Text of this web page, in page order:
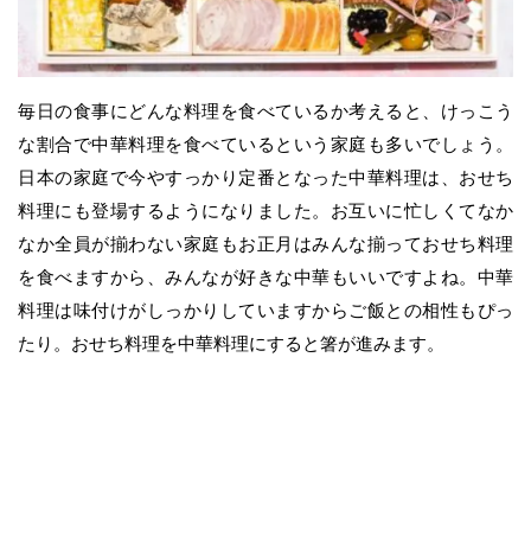
毎日の食事にどんな料理を食べているか考えると、けっこう
な割合で中華料理を食べているという家庭も多いでしょう。
日本の家庭で今やすっかり定番となった中華料理は、おせち
料理にも登場するようになりました。お互いに忙しくてなか
なか全員が揃わない家庭もお正月はみんな揃っておせち料理
を食べますから、みんなが好きな中華もいいですよね。中華
料理は味付けがしっかりしていますからご飯との相性もぴっ
たり。おせち料理を中華料理にすると箸が進みます。